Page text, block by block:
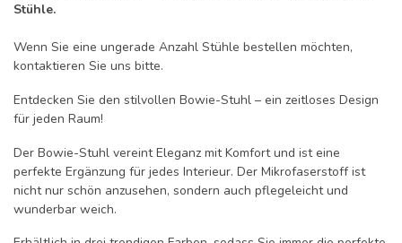
Stühle.
Wenn Sie eine ungerade Anzahl Stühle bestellen möchten,
kontaktieren Sie uns bitte.
Entdecken Sie den stilvollen Bowie-Stuhl – ein zeitloses Design
für jeden Raum!
Der Bowie-Stuhl vereint Eleganz mit Komfort und ist eine
perfekte Ergänzung für jedes Interieur. Der Mikrofaserstoff ist
nicht nur schön anzusehen, sondern auch pflegeleicht und
wunderbar weich.